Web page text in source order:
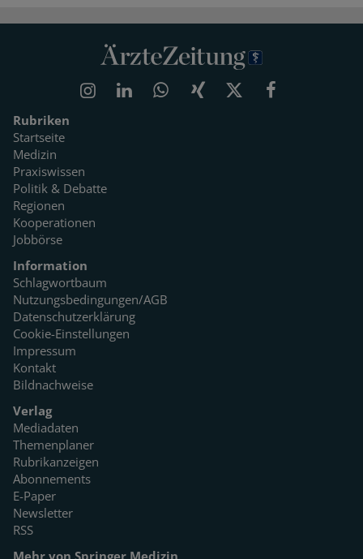
Rubriken
Startseite
Medizin
Praxiswissen
Politik & Debatte
Regionen
Kooperationen
Jobbörse
Information
Schlagwortbaum
Nutzungsbedingungen/AGB
Datenschutzerklärung
Cookie-Einstellungen
Impressum
Kontakt
Bildnachweise
Verlag
Mediadaten
Themenplaner
Rubrikanzeigen
Abonnements
E-Paper
Newsletter
RSS
Mehr von Springer Medizin